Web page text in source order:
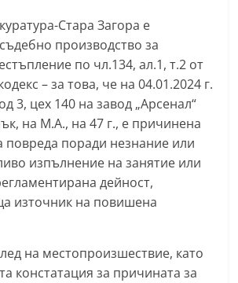
Стара Загора е
производство за
по чл.134, ал.1, т.2 от
– за това, че на 04.01.2024 г.
3, цех 140 на завод „Арсенал“
на М.А., на 47 г., е причинена
повреда поради незнание или
изпълнение на занятие или
дейност,
източник на повишена
на местопроизшествие, като
констатация за причината за